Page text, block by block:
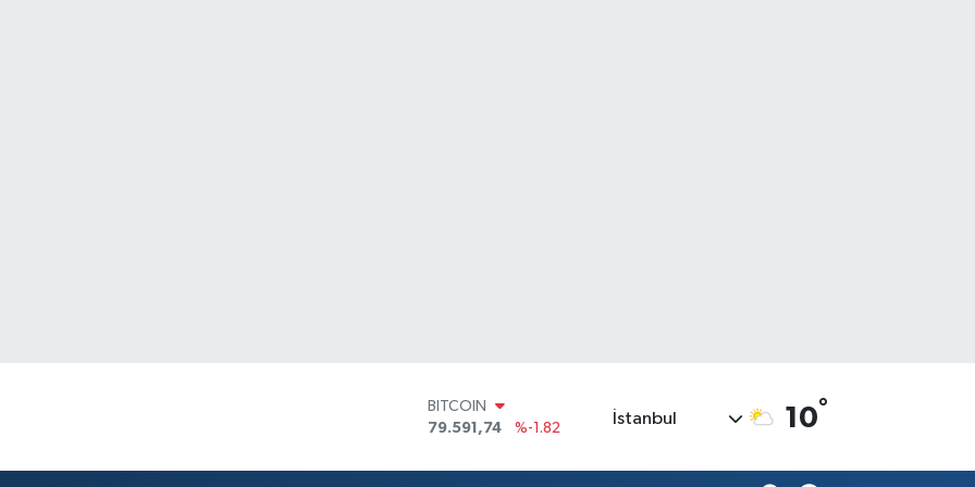
DOLAR
45,43620
%0.02
53,38690
%0.19
İstanbul 10°